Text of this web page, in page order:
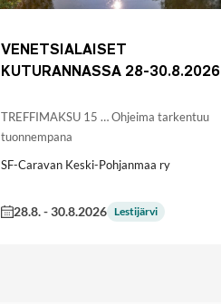
VENETSIALAISET
KUTURANNASSA 28-30.8.2026
TREFFIMAKSU 15 … Ohjeima tarkentuu
tuonnempana
SF-Caravan Keski-Pohjanmaa ry
28.8.-30.8.2026 Lestijärvi